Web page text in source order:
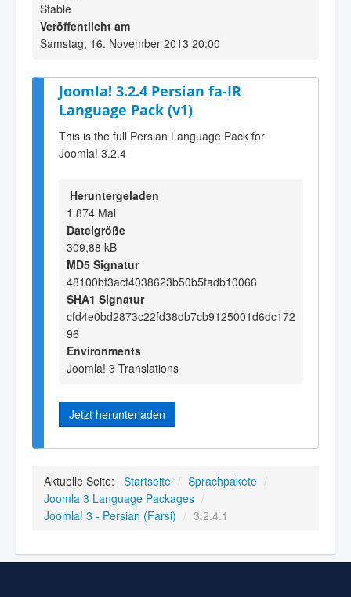
Stable
Veröffentlicht am
Samstag, 16. November 2013 20:00
Joomla! 3.2.4 Persian fa-IR
Language Pack (v1)
This is the full Persian Language Pack for
Joomla! 3.2.4
Heruntergeladen
1.874 Mal
Dateigröße
309,88 kB
MD5 Signatur
48100bf3acf4038623b50b5fadb10066
SHA1 Signatur
cfd4e0bd2873c22fd38db7cb9125001d6dc172
96
Environments
Joomla! 3 Translations
Jetzt herunterladen
Aktuelle Seite: Startseite / Sprachpakete /
Joomla 3 Language Packages /
Joomla! 3 - Persian (Farsi) / 3.2.4.1